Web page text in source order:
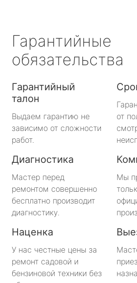
Гарантийные
обязательства
Гарантийный
талон
Выдаем гарантию не
зависимо от сложности
работ.
от
Диагностика
Мастер перед
ремонтом совершенно
бесплатно производит
диагностику.
Мы
Наценка
У нас честные цены за
ремонт садовой и
бензиновой техники без